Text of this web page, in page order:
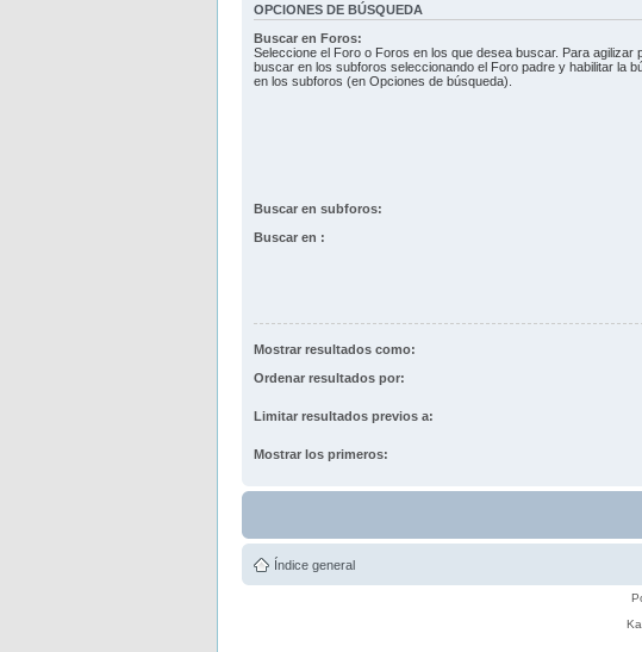
OPCIONES DE BÚSQUEDA
Buscar en Foros:
Seleccione el Foro o Foros en los que desea buscar. Para agilizar
buscar en los subforos seleccionando el Foro padre y habilitar la
en los subforos (en Opciones de búsqueda).
Buscar en subforos:
Buscar en :
Mostrar resultados como:
Ordenar resultados por:
Limitar resultados previos a:
Mostrar los primeros:
Índice general